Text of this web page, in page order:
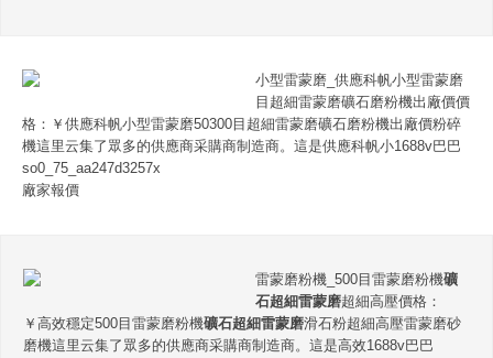
小型雷蒙磨_供應科帆小型雷蒙磨
目超細雷蒙磨礦石磨粉機出廠價價
格：￥供應科帆小型雷蒙磨50300目超細雷蒙磨礦石磨粉機出廠價粉碎
機這里云集了眾多的供應商采購商制造商。這是供應科帆小1688v巴巴
so0_75_aa247d3257x
廠家報價
雷蒙磨粉機_500目雷蒙磨粉機礦
石超細雷蒙磨超細高壓價格：
￥高效穩定500目雷蒙磨粉機礦石超細雷蒙磨滑石粉超細高壓雷蒙磨砂
磨機這里云集了眾多的供應商采購商制造商。這是高效1688v巴巴